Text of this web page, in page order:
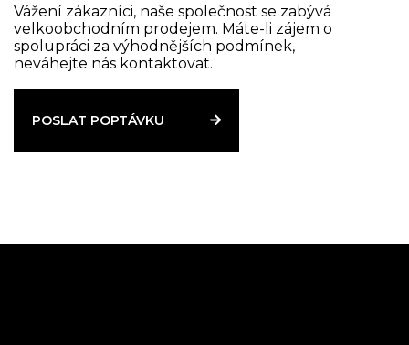
Vážení zákazníci, naše společnost se zabývá
velkoobchodním prodejem. Máte-li zájem o
spolupráci za výhodnějších podmínek,
neváhejte nás kontaktovat.
POSLAT POPTÁVKU